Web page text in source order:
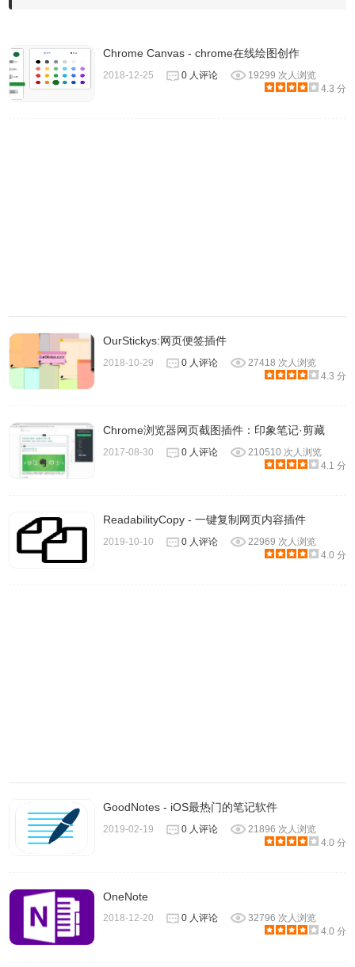
——为知在提取正文时不需要其他程序协助。另外，为知还
则表达式，针对不同的网页对正文进行提取。
2、资料管理方便随意
分的小。
6、数据真心安全
——还是因为开放，为知的笔记全部都实实在在放在你的硬
会有任何问题。就算你没有为知，也完完全全可以打开你的
笔记——所有笔记都是明文的，你可以轻松搜索到。比起有
道云笔记和印象笔记，这款软件的安全性能更胜一筹。
为知笔记软件使用方法
Chrome Canvas - chrome在线绘图创作
2018-12-25 0 人评论
19299 次人浏览
4.3 分
OurStickys:网页便签插件
2018-10-29 0 人评论
27418 次人浏览
4.3 分
Chrome浏览器网页截图插件：印象笔记·剪藏
2017-08-30 0 人评论
210510 次人浏览
4.1 分
ReadabilityCopy - 一键复制网页内容插件
2019-10-10 0 人评论
22969 次人浏览
4.0 分
GoodNotes - iOS最热门的笔记软件
2019-02-19 0 人评论
21896 次人浏览
4.0 分
OneNote
2018-12-20 0 人评论
32796 次人浏览
4.0 分